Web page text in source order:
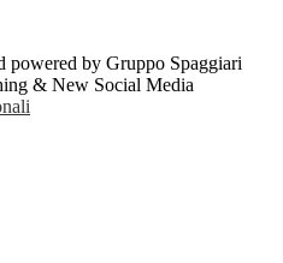
powered by Gruppo Spaggiari
& New Social Media